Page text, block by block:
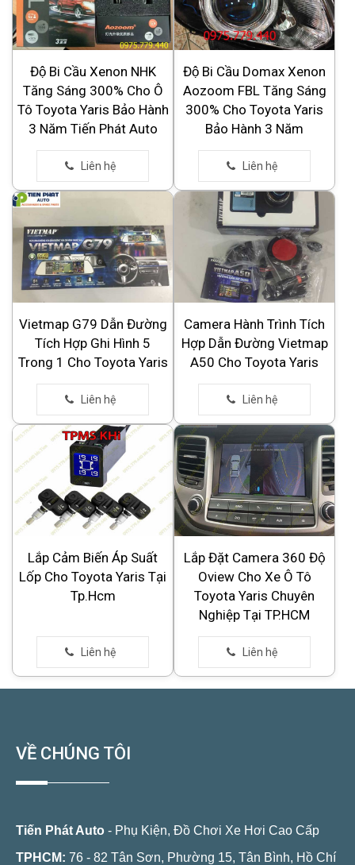
Độ Bi Cầu Xenon NHK
Tăng Sáng 300% Cho Ô
Tô Toyota Yaris Bảo Hành
3 Năm Tiến Phát Auto
Độ Bi Cầu Domax Xenon
Aozoom FBL Tăng Sáng
300% Cho Toyota Yaris
Bảo Hành 3 Năm
Vietmap G79 Dẫn Đường
Tích Hợp Ghi Hình 5
Trong 1 Cho Toyota Yaris
Camera Hành Trình Tích
Hợp Dẫn Đường Vietmap
A50 Cho Toyota Yaris
Lắp Cảm Biến Áp Suất
Lốp Cho Toyota Yaris Tại
Tp.Hcm
Lắp Đặt Camera 360 Độ
Oview Cho Xe Ô Tô
Toyota Yaris Chuyên
Nghiệp Tại TP.HCM
VỀ CHÚNG TÔI
Tiến Phát Auto - Phụ Kiện, Đồ Chơi Xe Hơi Cao Cấp
TPHCM: 76 - 82 Tân Sơn, Phường 15, Tân Bình, Hồ Chí